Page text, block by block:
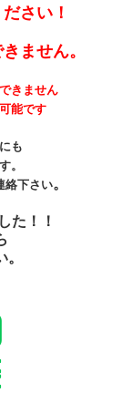
さい！
ません。
きません
能です
も
。
絡下さい。
た！！